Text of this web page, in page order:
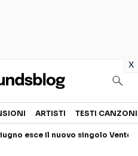
x
ARTISTI TESTI CANZONI
esce il nuovo singolo Vento